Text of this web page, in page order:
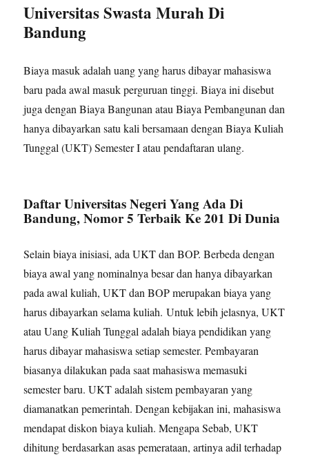
Universitas Swasta Murah Di
Bandung
Biaya masuk adalah uang yang harus dibayar mahasiswa
baru pada awal masuk perguruan tinggi. Biaya ini disebut
juga dengan Biaya Bangunan atau Biaya Pembangunan dan
hanya dibayarkan satu kali bersamaan dengan Biaya Kuliah
Tunggal (UKT) Semester I atau pendaftaran ulang.
Daftar Universitas Negeri Yang Ada Di
Bandung, Nomor 5 Terbaik Ke 201 Di Dunia
Selain biaya inisiasi, ada UKT dan BOP. Berbeda dengan
biaya awal yang nominalnya besar dan hanya dibayarkan
pada awal kuliah, UKT dan BOP merupakan biaya yang
harus dibayarkan selama kuliah. Untuk lebih jelasnya, UKT
atau Uang Kuliah Tunggal adalah biaya pendidikan yang
harus dibayar mahasiswa setiap semester. Pembayaran
biasanya dilakukan pada saat mahasiswa memasuki
semester baru. UKT adalah sistem pembayaran yang
diamanatkan pemerintah. Dengan kebijakan ini, mahasiswa
mendapat diskon biaya kuliah. Mengapa Sebab, UKT
dihitung berdasarkan asas pemerataan, artinya adil terhadap